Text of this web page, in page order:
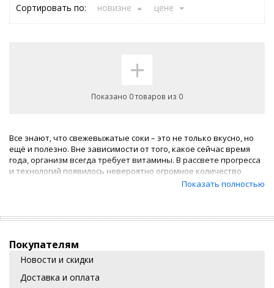
Сортировать по: новизне цене
+
Показано 0 товаров из 0
Все знают, что свежевыжатые соки – это не только вкусно, но
ещё и полезно. Вне зависимости от того, какое сейчас время
года, организм всегда требует витамины. В рассвете прогресса
и технологий появилось невероятно огромное количество
самых разных моделей, каждая из
Прежде чем покупать соковыжималку, следует определиться:
не то чтобы не подойдет, а просто не нужна модель с
центрифугой. В данном случае она не только бесполезно, но и
любой другой модели без данной функции. Есть специальные
Показать полностью
Покупателям
Новости и скидки
Доставка и оплата